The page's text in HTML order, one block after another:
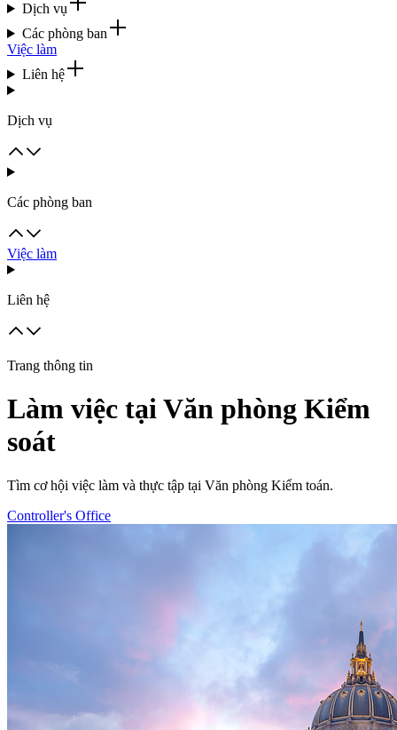
Dịch vụ
Các phòng ban
Việc làm
Liên hệ
Dịch vụ
Các phòng ban
Việc làm
Liên hệ
Trang thông tin
Làm việc tại Văn phòng Kiểm
soát
Tìm cơ hội việc làm và thực tập tại Văn phòng Kiểm toán.
Controller's Office